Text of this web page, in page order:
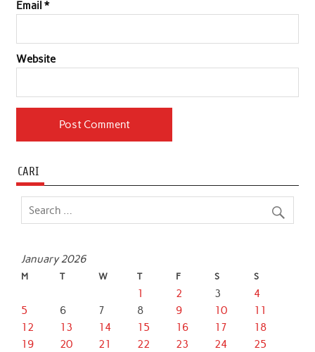
Email *
Website
CARI
January 2026
M T W T F S S
1 2 3
4
5
6 7 8 9 10
11
12
13 14 15 16 17
18
19
20 21 22 23 24
25